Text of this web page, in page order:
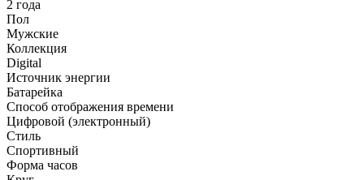
2 года
Пол
Мужские
Коллекция
Digital
Источник энергии
Батарейка
Способ отображения времени
Цифровой (электронный)
Стиль
Спортивный
Форма часов